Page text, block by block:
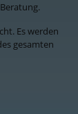
Es werden
gesamten